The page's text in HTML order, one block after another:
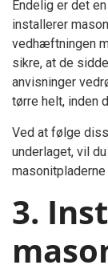
Endelig er det
installerer
vedhæftningen
sikre, at de
anvisninger
tørre helt, inden
Ved at følge
underlaget, vil
3.